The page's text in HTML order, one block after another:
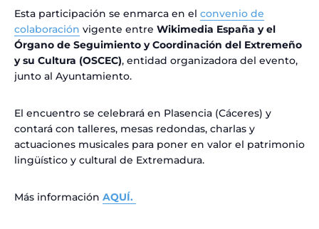
Esta participación se enmarca en el convenio de
colaboración vigente entre Wikimedia España y el
Órgano de Seguimiento y Coordinación del Extremeño
y su Cultura (OSCEC), entidad organizadora del evento,
junto al Ayuntamiento.
El encuentro se celebrará en Plasencia (Cáceres) y
contará con talleres, mesas redondas, charlas y
actuaciones musicales para poner en valor el patrimonio
lingüístico y cultural de Extremadura.
Más información AQUÍ.